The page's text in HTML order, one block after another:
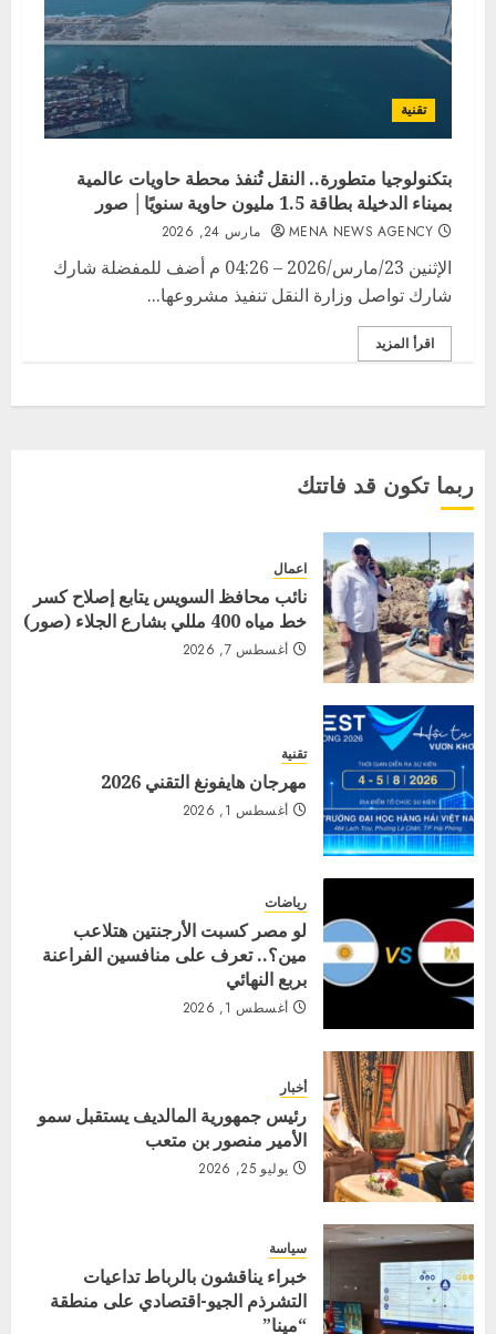
تقنية
بتكنولوجيا متطورة.. النقل تُنفذ محطة حاويات عالمية
بميناء الدخيلة بطاقة 1.5 مليون حاوية سنويًا│ صور
MENA NEWS AGENCY مارس 24, 2026
الإثنين 23/مارس/2026 – 04:26 م أضف للمفضلة شارك
شارك تواصل وزارة النقل تنفيذ مشروعها...
اقرأ المزيد
ربما تكون قد فاتتك
اعمال
نائب محافظ السويس يتابع إصلاح كسر
خط مياه 400 مللي بشارع الجلاء (صور)
أغسطس 7, 2026
تقنية
مهرجان هايفونغ التقني 2026
أغسطس 1, 2026
رياضات
لو مصر كسبت الأرجنتين هتلاعب
مين؟.. تعرف على منافسين الفراعنة
بربع النهائي
أغسطس 1, 2026
أخبار
رئيس جمهورية المالديف يستقبل سمو
الأمير منصور بن متعب
يوليو 25, 2026
سياسة
خبراء يناقشون بالرباط تداعيات
التشرذم الجيو-اقتصادي على منطقة
“مينا”